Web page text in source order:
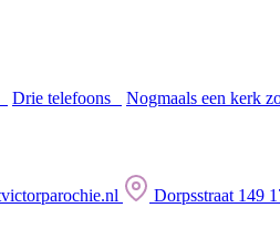
Drie telefoons Nogmaals een kerk
Dorpsstraat 149